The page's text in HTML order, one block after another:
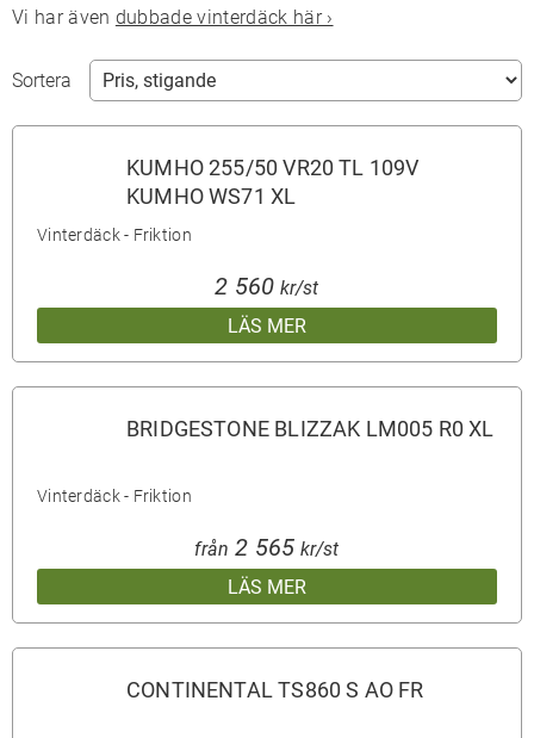
Vi har även dubbade vinterdäck här ›
Sortera
KUMHO 255/50 VR20 TL 109V
KUMHO WS71 XL
Vinterdäck - Friktion
LÄS MER
2 560 kr/st
BRIDGESTONE BLIZZAK LM005 R0 XL
Vinterdäck - Friktion
LÄS MER
från 2 565 kr/st
CONTINENTAL TS860 S AO FR